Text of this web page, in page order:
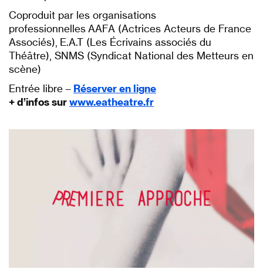
Coproduit par les organisations
professionnelles AAFA (Actrices Acteurs de France
Associés), E.A.T (Les Écrivains associés du
Théâtre), SNMS (Syndicat National des Metteurs en
scène)
Entrée libre – Réserver en ligne
+ d’infos surwww.eatheatre.fr